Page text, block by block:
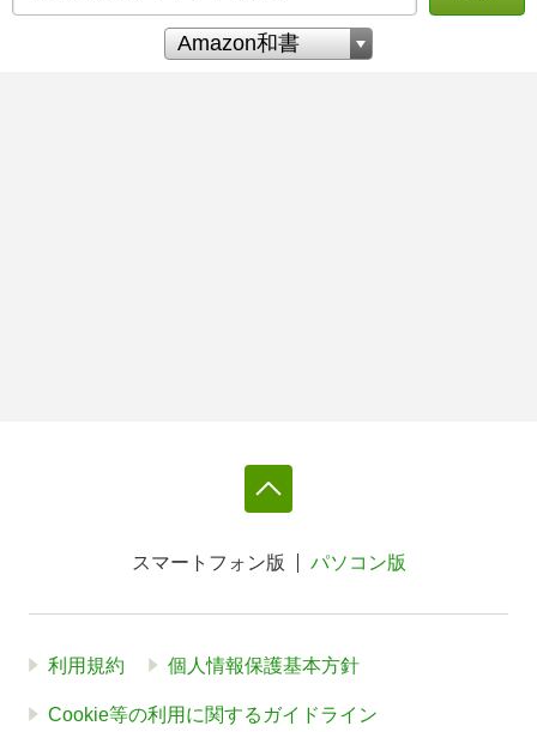
スマートフォン版 パソコン版
利用規約 個人情報保護基本方針
Cookie等の利用に関するガイドライン